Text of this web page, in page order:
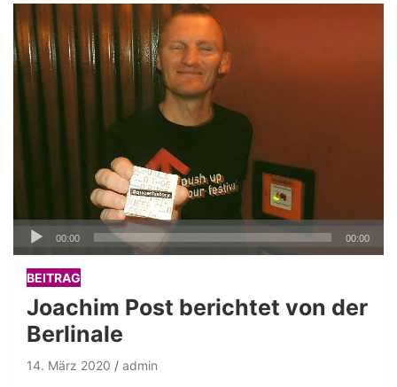
Audio-
Player
00:00 00:00
BEITRAG
Joachim Post berichtet von der
Berlinale
14. März 2020
admin